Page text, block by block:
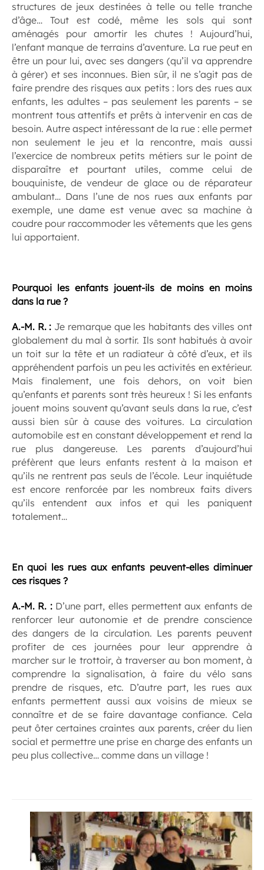
structures de jeux destinées à telle ou telle tranche
d’âge… Tout est codé, même les sols qui sont
aménagés pour amortir les chutes ! Aujourd’hui,
l’enfant manque de terrains d’aventure. La rue peut en
être un pour lui, avec ses dangers (qu’il va apprendre
à gérer) et ses inconnues. Bien sûr, il ne s’agit pas de
faire prendre des risques aux petits : lors des rues aux
enfants, les adultes – pas seulement les parents – se
montrent tous attentifs et prêts à intervenir en cas de
besoin. Autre aspect intéressant de la rue : elle permet
non seulement le jeu et la rencontre, mais aussi
l’exercice de nombreux petits métiers sur le point de
disparaître et pourtant utiles, comme celui de
bouquiniste, de vendeur de glace ou de réparateur
ambulant… Dans l’une de nos rues aux enfants par
exemple, une dame est venue avec sa machine à
coudre pour raccommoder les vêtements que les gens
lui apportaient.
Pourquoi les enfants jouent-ils de moins en moins
dans la rue ?
A.-M. R. : Je remarque que les habitants des villes ont
globalement du mal à sortir. Ils sont habitués à avoir
un toit sur la tête et un radiateur à côté d’eux, et ils
appréhendent parfois un peu les activités en extérieur.
Mais finalement, une fois dehors, on voit bien
qu’enfants et parents sont très heureux ! Si les enfants
jouent moins souvent qu’avant seuls dans la rue, c’est
aussi bien sûr à cause des voitures. La circulation
automobile est en constant développement et rend la
rue plus dangereuse. Les parents d’aujourd’hui
préfèrent que leurs enfants restent à la maison et
qu’ils ne rentrent pas seuls de l’école. Leur inquiétude
est encore renforcée par les nombreux faits divers
qu’ils entendent aux infos et qui les paniquent
totalement…
En quoi les rues aux enfants peuvent-elles diminuer
ces risques ?
A.-M. R. :D’une part, elles permettent aux enfants de
renforcer leur autonomie et de prendre conscience
des dangers de la circulation. Les parents peuvent
profiter de ces journées pour leur apprendre à
marcher sur le trottoir, à traverser au bon moment, à
comprendre la signalisation, à faire du vélo sans
prendre de risques, etc. D’autre part, les rues aux
enfants permettent aussi aux voisins de mieux se
connaître et de se faire davantage confiance. Cela
peut ôter certaines craintes aux parents, créer du lien
social et permettre une prise en charge des enfants un
peu plus collective… comme dans un village !